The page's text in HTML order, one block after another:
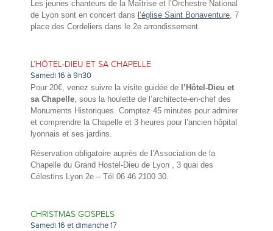
Les jeunes chanteurs de la Maîtrise et l’Orchestre National
de Lyon sont en concert dans l’église Saint Bonaventure, 7
place des Cordeliers dans le 2e arrondissement.
L’HÔTEL-DIEU ET SA CHAPELLE
Samedi 16 à 9h30
Pour 20€, venez suivre la visite guidée de l’Hôtel-Dieu et
sa Chapelle , sous la houlette de l’architecte-en-chef des
Monuments Historiques. Comptez 45 minutes pour admirer
et comprendre la Chapelle et 3 heures pour l’ancien hôpital
lyonnais et ses jardins.
Réservation obligatoire auprès de l’Association de la
Chapelle du Grand Hostel-Dieu de Lyon , 3 quai des
Célestins Lyon 2e – Tél 06 46 2100 30.
CHRISTMAS GOSPELS
Samedi 16 et dimanche 17